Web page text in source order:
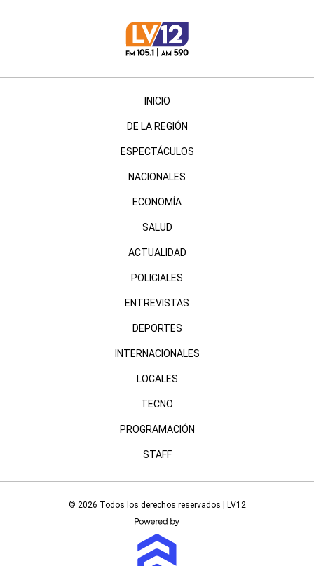
INICIO
DE LA REGIÓN
ESPECTÁCULOS
NACIONALES
ECONOMÍA
SALUD
ACTUALIDAD
POLICIALES
ENTREVISTAS
DEPORTES
INTERNACIONALES
LOCALES
TECNO
PROGRAMACIÓN
STAFF
© 2026 Todos los derechos reservados | LV12